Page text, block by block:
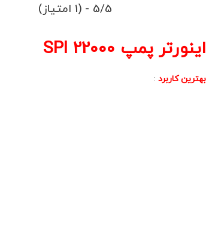
5/5 - (1 امتیاز)
اینورتر پمپ SPI 22000
بهترین کاربرد :